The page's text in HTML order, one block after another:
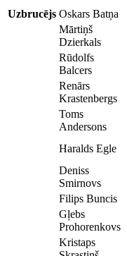
Uzbrucējs Oskars Batņa
Mārtiņš
Dzierkals
Rūdolfs
Balcers
Renārs
Krastenbergs
Toms
Andersons
Haralds Egle
Deniss
Smirnovs
Filips Buncis
Gļebs
Prohorenkovs
Kristaps